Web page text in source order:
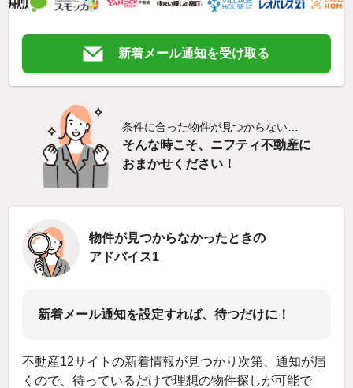
新着メール通知を受け取る
条件に合った物件が見つからない…
そんな時こそ、ニフティ不動産に
おまかせください！
物件が見つからなかったときの
アドバイス1
新着メール通知を設定すれば、待つだけに！
不動産12サイトの新着情報が見つかり次第、通知が届
くので、待っているだけで理想の物件探しが可能で